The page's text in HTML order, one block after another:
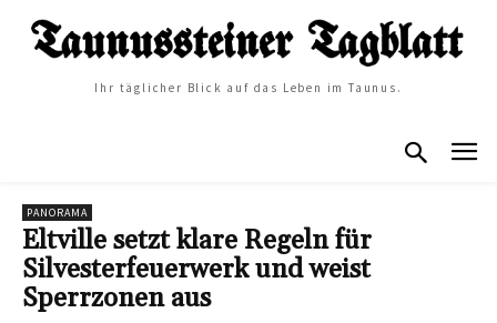
Ihr täglicher Blick auf das Leben im Taunus.
PANORAMA
Eltville setzt klare Regeln für
Silvesterfeuerwerk und weist
Sperrzonen aus